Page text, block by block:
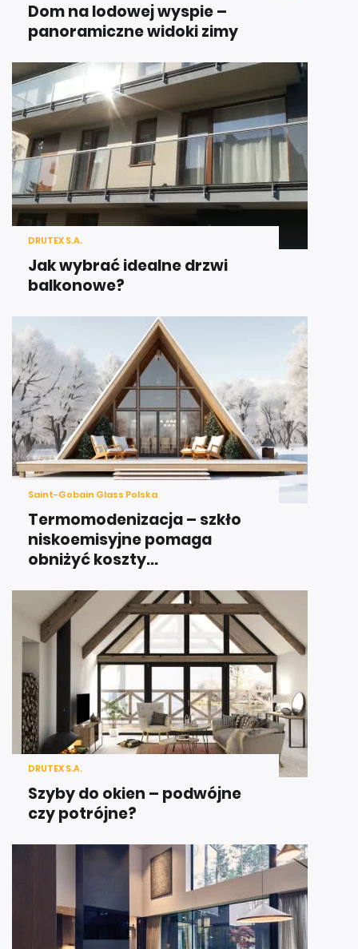
Dom na lodowej wyspie –
panoramiczne widoki zimy
DRUTEX S.A.
Jak wybrać idealne drzwi
balkonowe?
Saint-Gobain Glass Polska
Termomodenizacja – szkło
niskoemisyjne pomaga
obniżyć koszty...
DRUTEX S.A.
Szyby do okien – podwójne
czy potrójne?